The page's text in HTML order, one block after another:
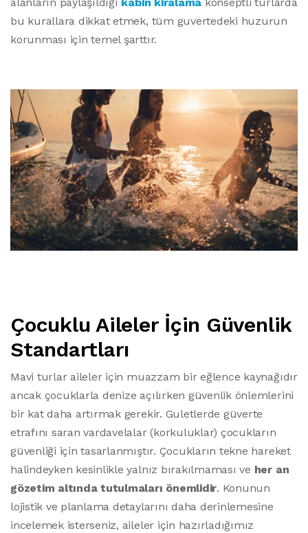
bu kurallara dikkat etmek, tüm guvertedeki huzurun
korunması için temel şarttır.
Çocuklu Aileler İçin Güvenlik
Standartları
Mavi turlar aileler için muazzam bir eğlence kaynağıdır
ancak çocuklarla denize açılırken güvenlik önlemlerini
bir kat daha artırmak gerekir. Guletlerde güverte
etrafını saran vardavelalar (korkuluklar) çocukların
güvenliği için tasarlanmıştır. Çocukların tekne hareket
halindeyken kesinlikle yalnız bırakılmaması ve her an
gözetim altında tutulmaları önemlidir. Konunun
lojistik ve planlama detaylarını daha derinlemesine
incelemek isterseniz, aileler için hazırladığımız